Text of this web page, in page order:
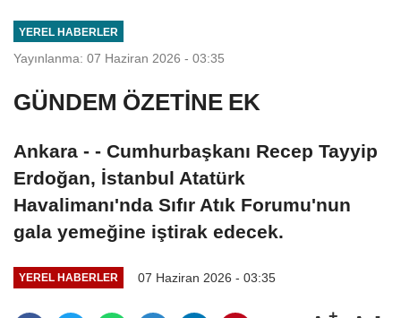
YEREL HABERLER
Yayınlanma: 07 Haziran 2026 - 03:35
GÜNDEM ÖZETİNE EK
Ankara - - Cumhurbaşkanı Recep Tayyip
Erdoğan, İstanbul Atatürk
Havalimanı'nda Sıfır Atık Forumu'nun
gala yemeğine iştirak edecek.
YEREL HABERLER 07 Haziran 2026 - 03:35